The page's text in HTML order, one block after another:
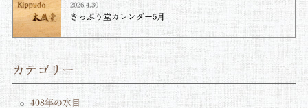
2026.4.30
きっぷう堂カレンダー5月
カテゴリー
408年の水目